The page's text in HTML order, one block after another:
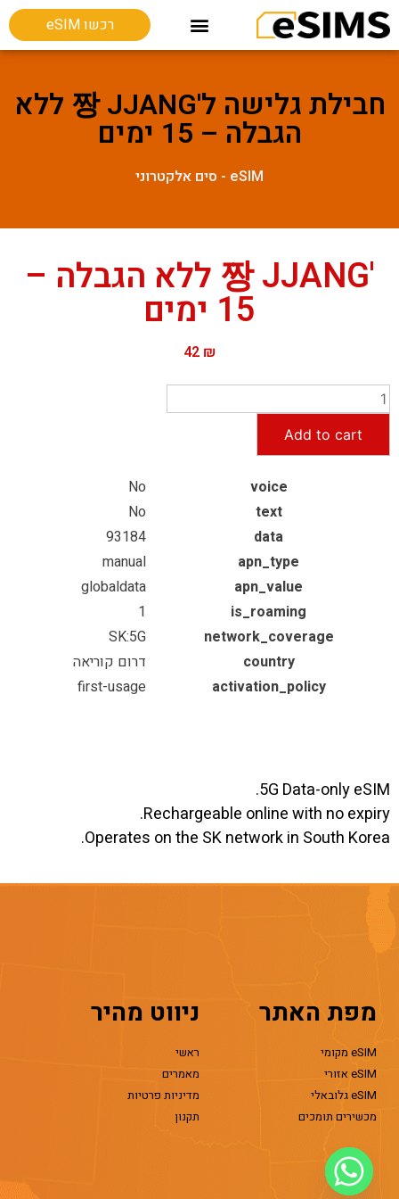
רכשו eSIM
חבילת גלישה ל'짱 JJANG ללא
הגבלה – 15 ימים
eSIM - סים אלקטרוני
'짱 JJANG ללא הגבלה –
15 ימים
42 ₪
Add to cart
voice
No
text
No
data
93184
apn_type
manual
apn_value
globaldata
is_roaming
1
network_coverage
SK:5G
country
דרום קוריאה
activation_policy
first-usage
5G Data-only eSIM.
Rechargeable online with no expiry.
Operates on the SK network in South Korea.
מפת האתר
eSIM מקומי
eSIM אזורי
eSIM גלובאלי
מכשירים תומכים
ניווט מהיר
ראשי
מאמרים
מדיניות פרטיות
תקנון